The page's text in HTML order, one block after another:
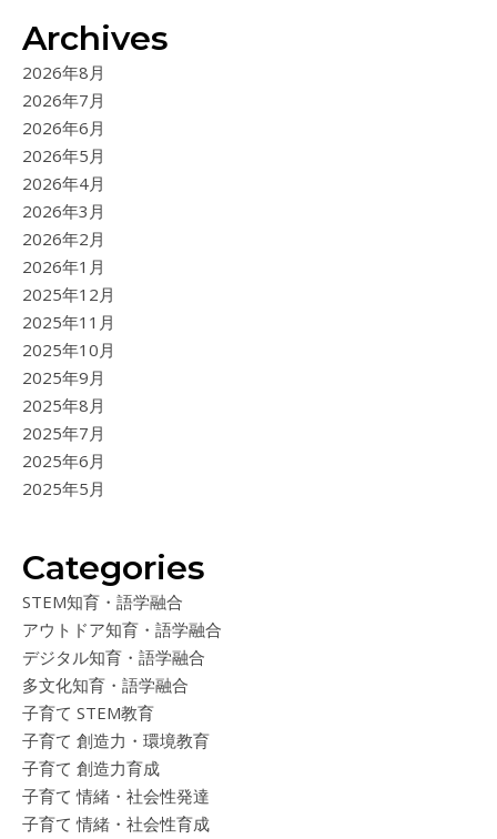
Archives
2026年8月
2026年7月
2026年6月
2026年5月
2026年4月
2026年3月
2026年2月
2026年1月
2025年12月
2025年11月
2025年10月
2025年9月
2025年8月
2025年7月
2025年6月
2025年5月
Categories
STEM知育・語学融合
アウトドア知育・語学融合
デジタル知育・語学融合
多文化知育・語学融合
子育て STEM教育
子育て 創造力・環境教育
子育て 創造力育成
子育て 情緒・社会性発達
子育て 情緒・社会性育成